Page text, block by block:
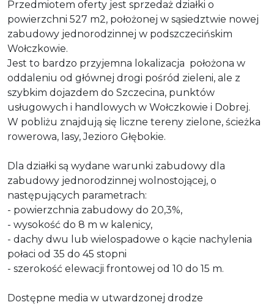
Przedmiotem oferty jest sprzedaż działki o
powierzchni 527 m2, położonej w sąsiedztwie nowej
zabudowy jednorodzinnej w podszczecińskim
Wołczkowie.
Jest to bardzo przyjemna lokalizacja położona w
oddaleniu od głównej drogi pośród zieleni, ale z
szybkim dojazdem do Szczecina, punktów
usługowych i handlowych w Wołczkowie i Dobrej.
W pobliżu znajdują się liczne tereny zielone, ścieżka
rowerowa, lasy, Jezioro Głębokie.
Dla działki są wydane warunki zabudowy dla
zabudowy jednorodzinnej wolnostojącej, o
następujących parametrach:
- powierzchnia zabudowy do 20,3%,
- wysokość do 8 m w kalenicy,
- dachy dwu lub wielospadowe o kącie nachylenia
połaci od 35 do 45 stopni
- szerokość elewacji frontowej od 10 do 15 m.
Dostępne media w utwardzonej drodze